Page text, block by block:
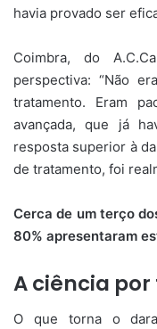
havia provado ser
Coimbra, do
perspectiva: “Não
tratamento. Eram
avançada, que já
resposta superior à
de tratamento, foi
Cerca de um terço
80% apresentaram
A ciência
O que torna o